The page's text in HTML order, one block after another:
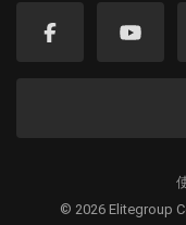
© 2026 Elitegroup